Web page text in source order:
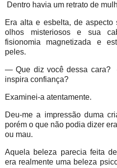
Dentro havia um retrato de
Era alta e esbelta, de aspecto
olhos misteriosos e sua
fisionomia magnetizada e
peles.
— Que diz você dessa
inspira confiança?
Examinei-a atentamente.
Deu-me a impressão duma
porém o que não podia dizer
ou mau.
Aquela beleza parecia feita
era realmente uma beleza